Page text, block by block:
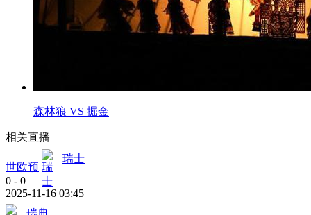
森林狼 VS 掘金
相关直播
世欧预
瑞士
0 - 0
2025-11-16 03:45